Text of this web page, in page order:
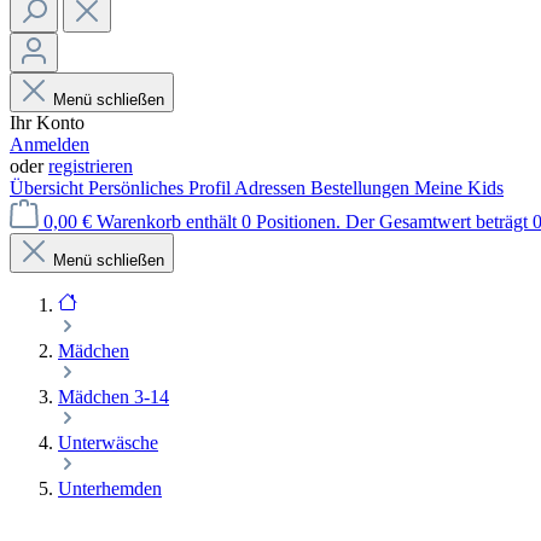
Menü schließen
Ihr Konto
Anmelden
oderregistrieren
Übersicht Persönliches Profil Adressen Bestellungen Meine Kids
0,00 € Warenkorb enthält 0 Positionen. Der Gesamtwert beträgt
Menü schließen
Mädchen
Mädchen 3-14
Unterwäsche
Unterhemden